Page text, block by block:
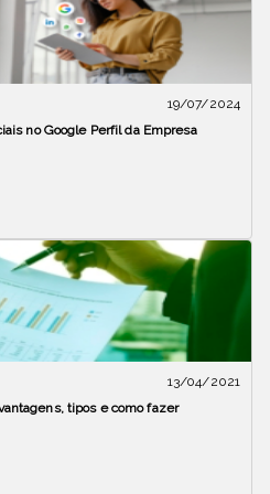
19/07/2024
no Google Perfil da Empresa
13/04/2021
tipos e como fazer